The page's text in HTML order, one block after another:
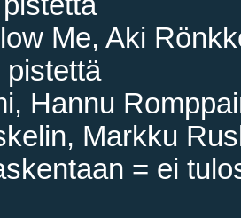
Me, Aki
pistettä
Hannu
Markku
= ei